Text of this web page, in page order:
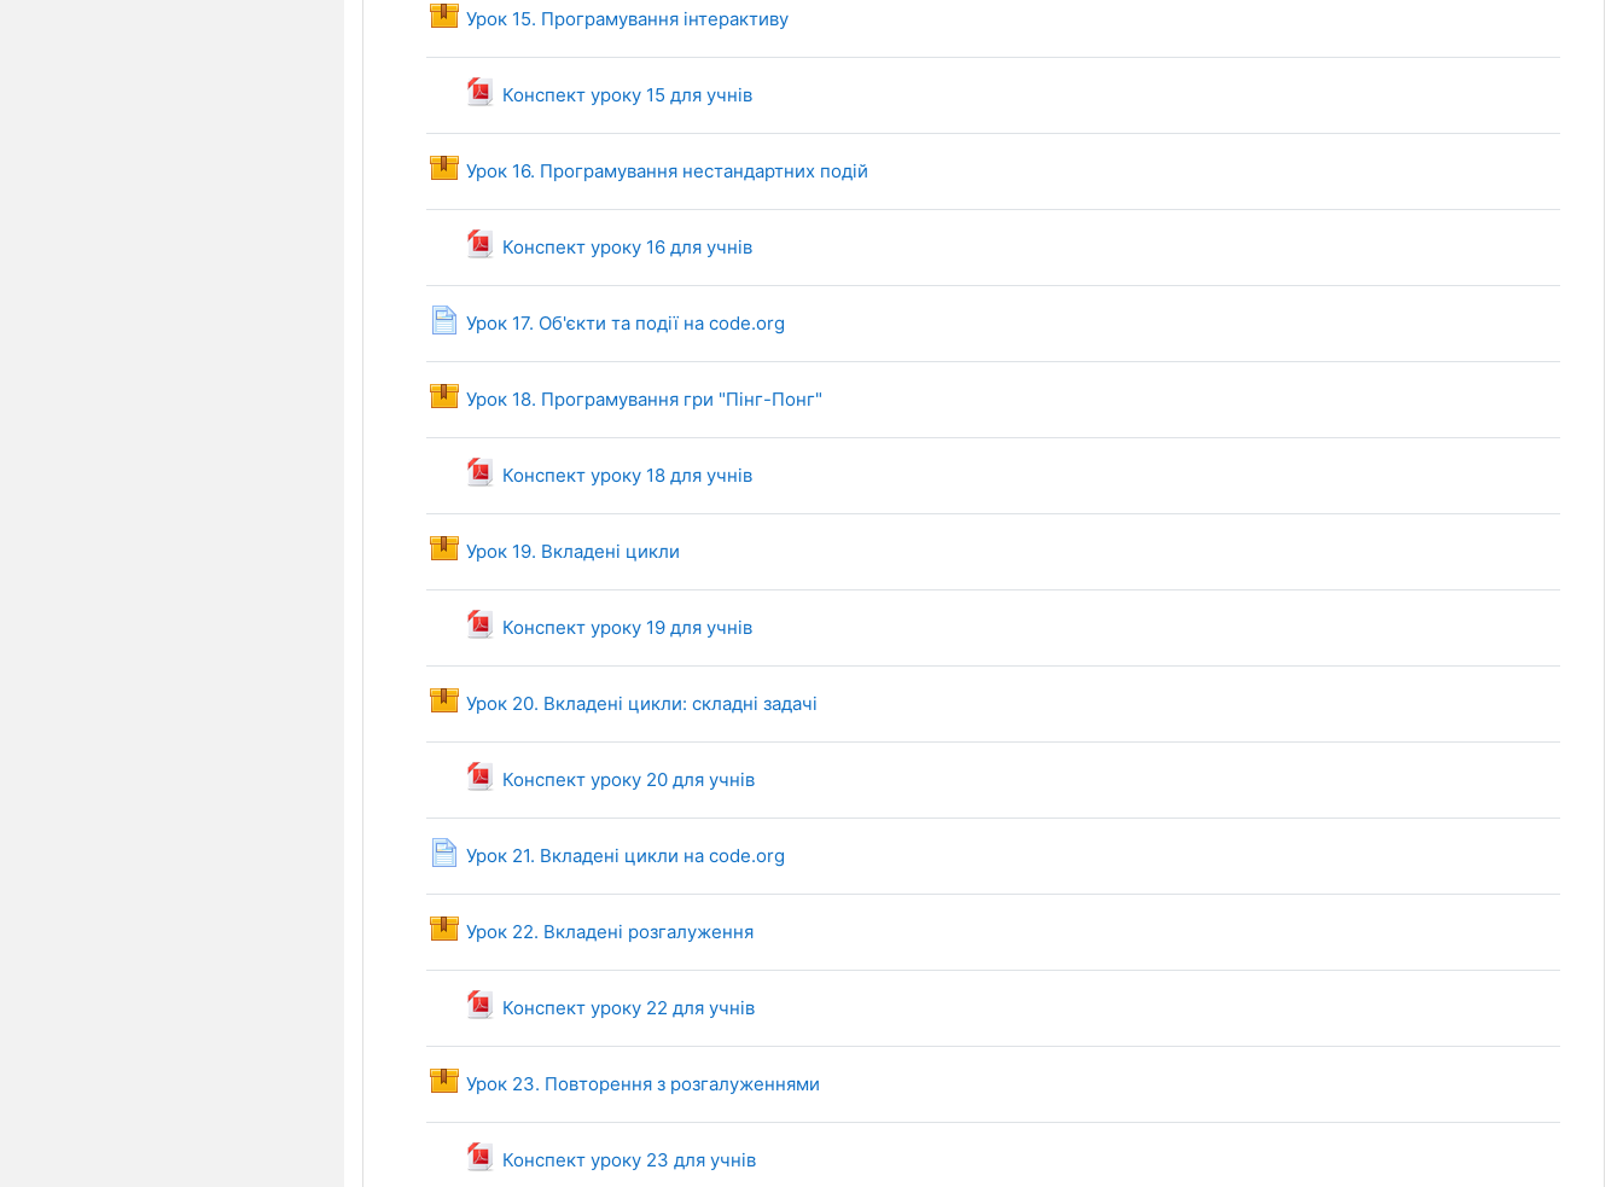
Урок 15. Програмування інтерактивуSCORM package
Конспект уроку 15 для учнів
File
Урок 16. Програмування нестандартних подійSCORM package
Конспект уроку 16 для учнів
File
Урок 17. Об'єкти та події на code.org
Page
Урок 18. Програмування гри "Пінг-Понг"SCORM package
Конспект уроку 18 для учнів
File
Урок 19. Вкладені циклиSCORM package
Конспект уроку 19 для учнів
File
Урок 20. Вкладені цикли: складні задачіSCORM package
Конспект уроку 20 для учнів
File
Урок 21. Вкладені цикли на code.org
Page
Урок 22. Вкладені розгалуженняSCORM package
Конспект уроку 22 для учнів
File
Урок 23. Повторення з розгалуженнямиSCORM package
Конспект уроку 23 для учнів
File